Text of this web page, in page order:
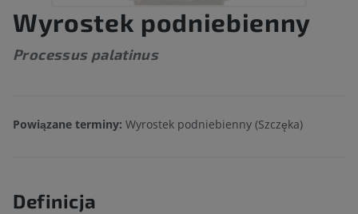
Wyrostek podniebienny
Processus palatinus
Powiązane terminy: Wyrostek podniebienny (Szczęka)
Definicja